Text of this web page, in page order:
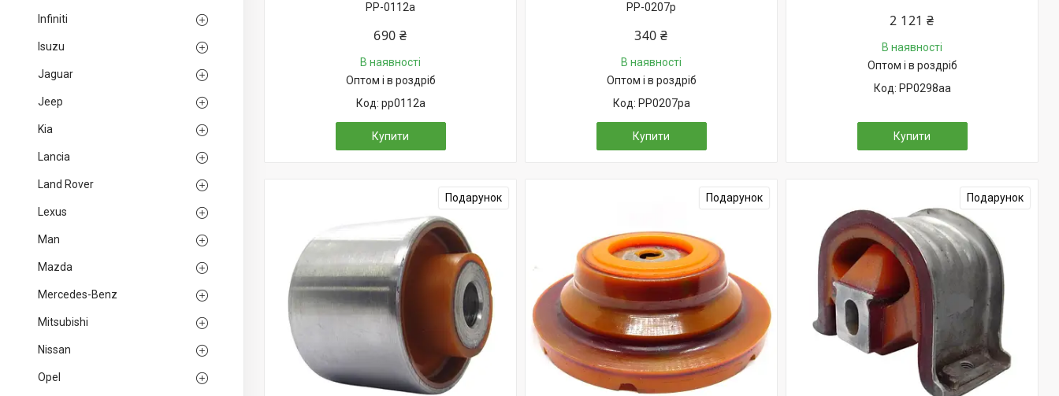
Infiniti
Isuzu
Jaguar
Jeep
Kia
Lancia
Land Rover
Lexus
Man
Mazda
Mercedes-Benz
Mitsubishi
Nissan
Opel
PP-0112a
690 ₴
В наявності
Оптом і в роздріб
pp0112a
Купити
PP-0207p
340 ₴
В наявності
Оптом і в роздріб
PP0207pa
Купити
2 121 ₴
В наявності
Оптом і в роздріб
PP0298aa
Купити
Подарунок Подарунок Подарунок